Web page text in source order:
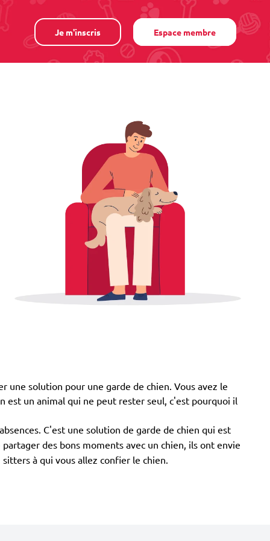
Je m'inscris Espace membre
une solution pour une garde de chien. Vous avez le
est un animal qui ne peut rester seul, c'est pourquoi il
C'est une solution de garde de chien qui est
des bons moments avec un chien, ils ont envie
à qui vous allez confier le chien.